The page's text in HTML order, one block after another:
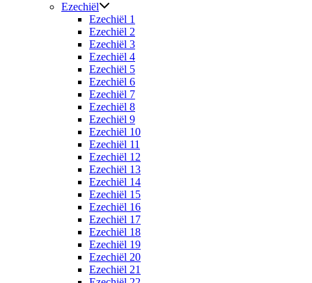
Ezechiël
Ezechiël 1
Ezechiël 2
Ezechiël 3
Ezechiël 4
Ezechiël 5
Ezechiël 6
Ezechiël 7
Ezechiël 8
Ezechiël 9
Ezechiël 10
Ezechiël 11
Ezechiël 12
Ezechiël 13
Ezechiël 14
Ezechiël 15
Ezechiël 16
Ezechiël 17
Ezechiël 18
Ezechiël 19
Ezechiël 20
Ezechiël 21